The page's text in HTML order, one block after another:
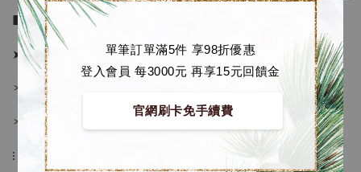
單筆訂單滿5件 享98折優惠
登入會員 每3000元 再享15元回饋金
官網刷卡免手續費
■ 販售資訊 (Price in TWD)：
➤ 價格 8180元 (訂金4580)
＊ 國際運費另計
＊ 刷卡免手續費
⁝